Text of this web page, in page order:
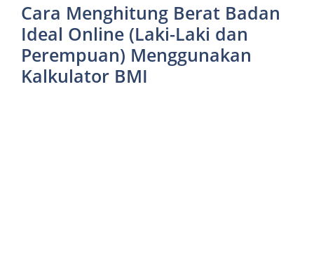
Cara Menghitung Berat Badan
Ideal Online (Laki-Laki dan
Perempuan) Menggunakan
Kalkulator BMI